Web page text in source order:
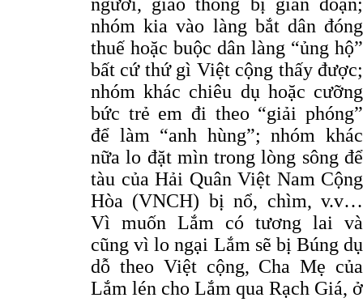
nhóm kia vào làng bắt dân đóng
thuế hoặc buộc dân làng “ủng hộ”
bất cứ thứ gì Việt cộng thấy được;
nhóm khác chiêu dụ hoặc cưỡng
bức trẻ em đi theo “giải phóng”
để làm “anh hùng”; nhóm khác
nữa lo đặt mìn trong lòng sông để
tàu của Hải Quân Việt Nam Cộng
Hòa (VNCH) bị nổ, chìm, v.v…
Vì muốn Lắm có tương lai và
cũng vì lo ngại Lắm sẽ bị Búng dụ
dỗ theo Việt cộng, Cha Mẹ của
Lắm lén cho Lắm qua Rạch Giá, ở